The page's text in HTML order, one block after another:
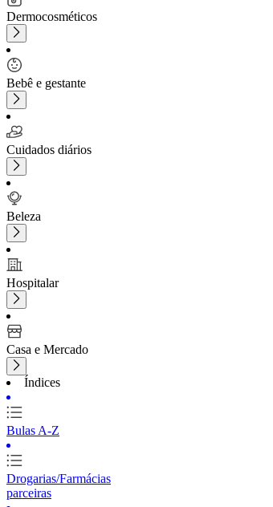
Dermocosméticos
Bebê e gestante
Cuidados diários
Beleza
Hospitalar
Casa e Mercado
Índices
Bulas A-Z
Drogarias/Farmácias
parceiras